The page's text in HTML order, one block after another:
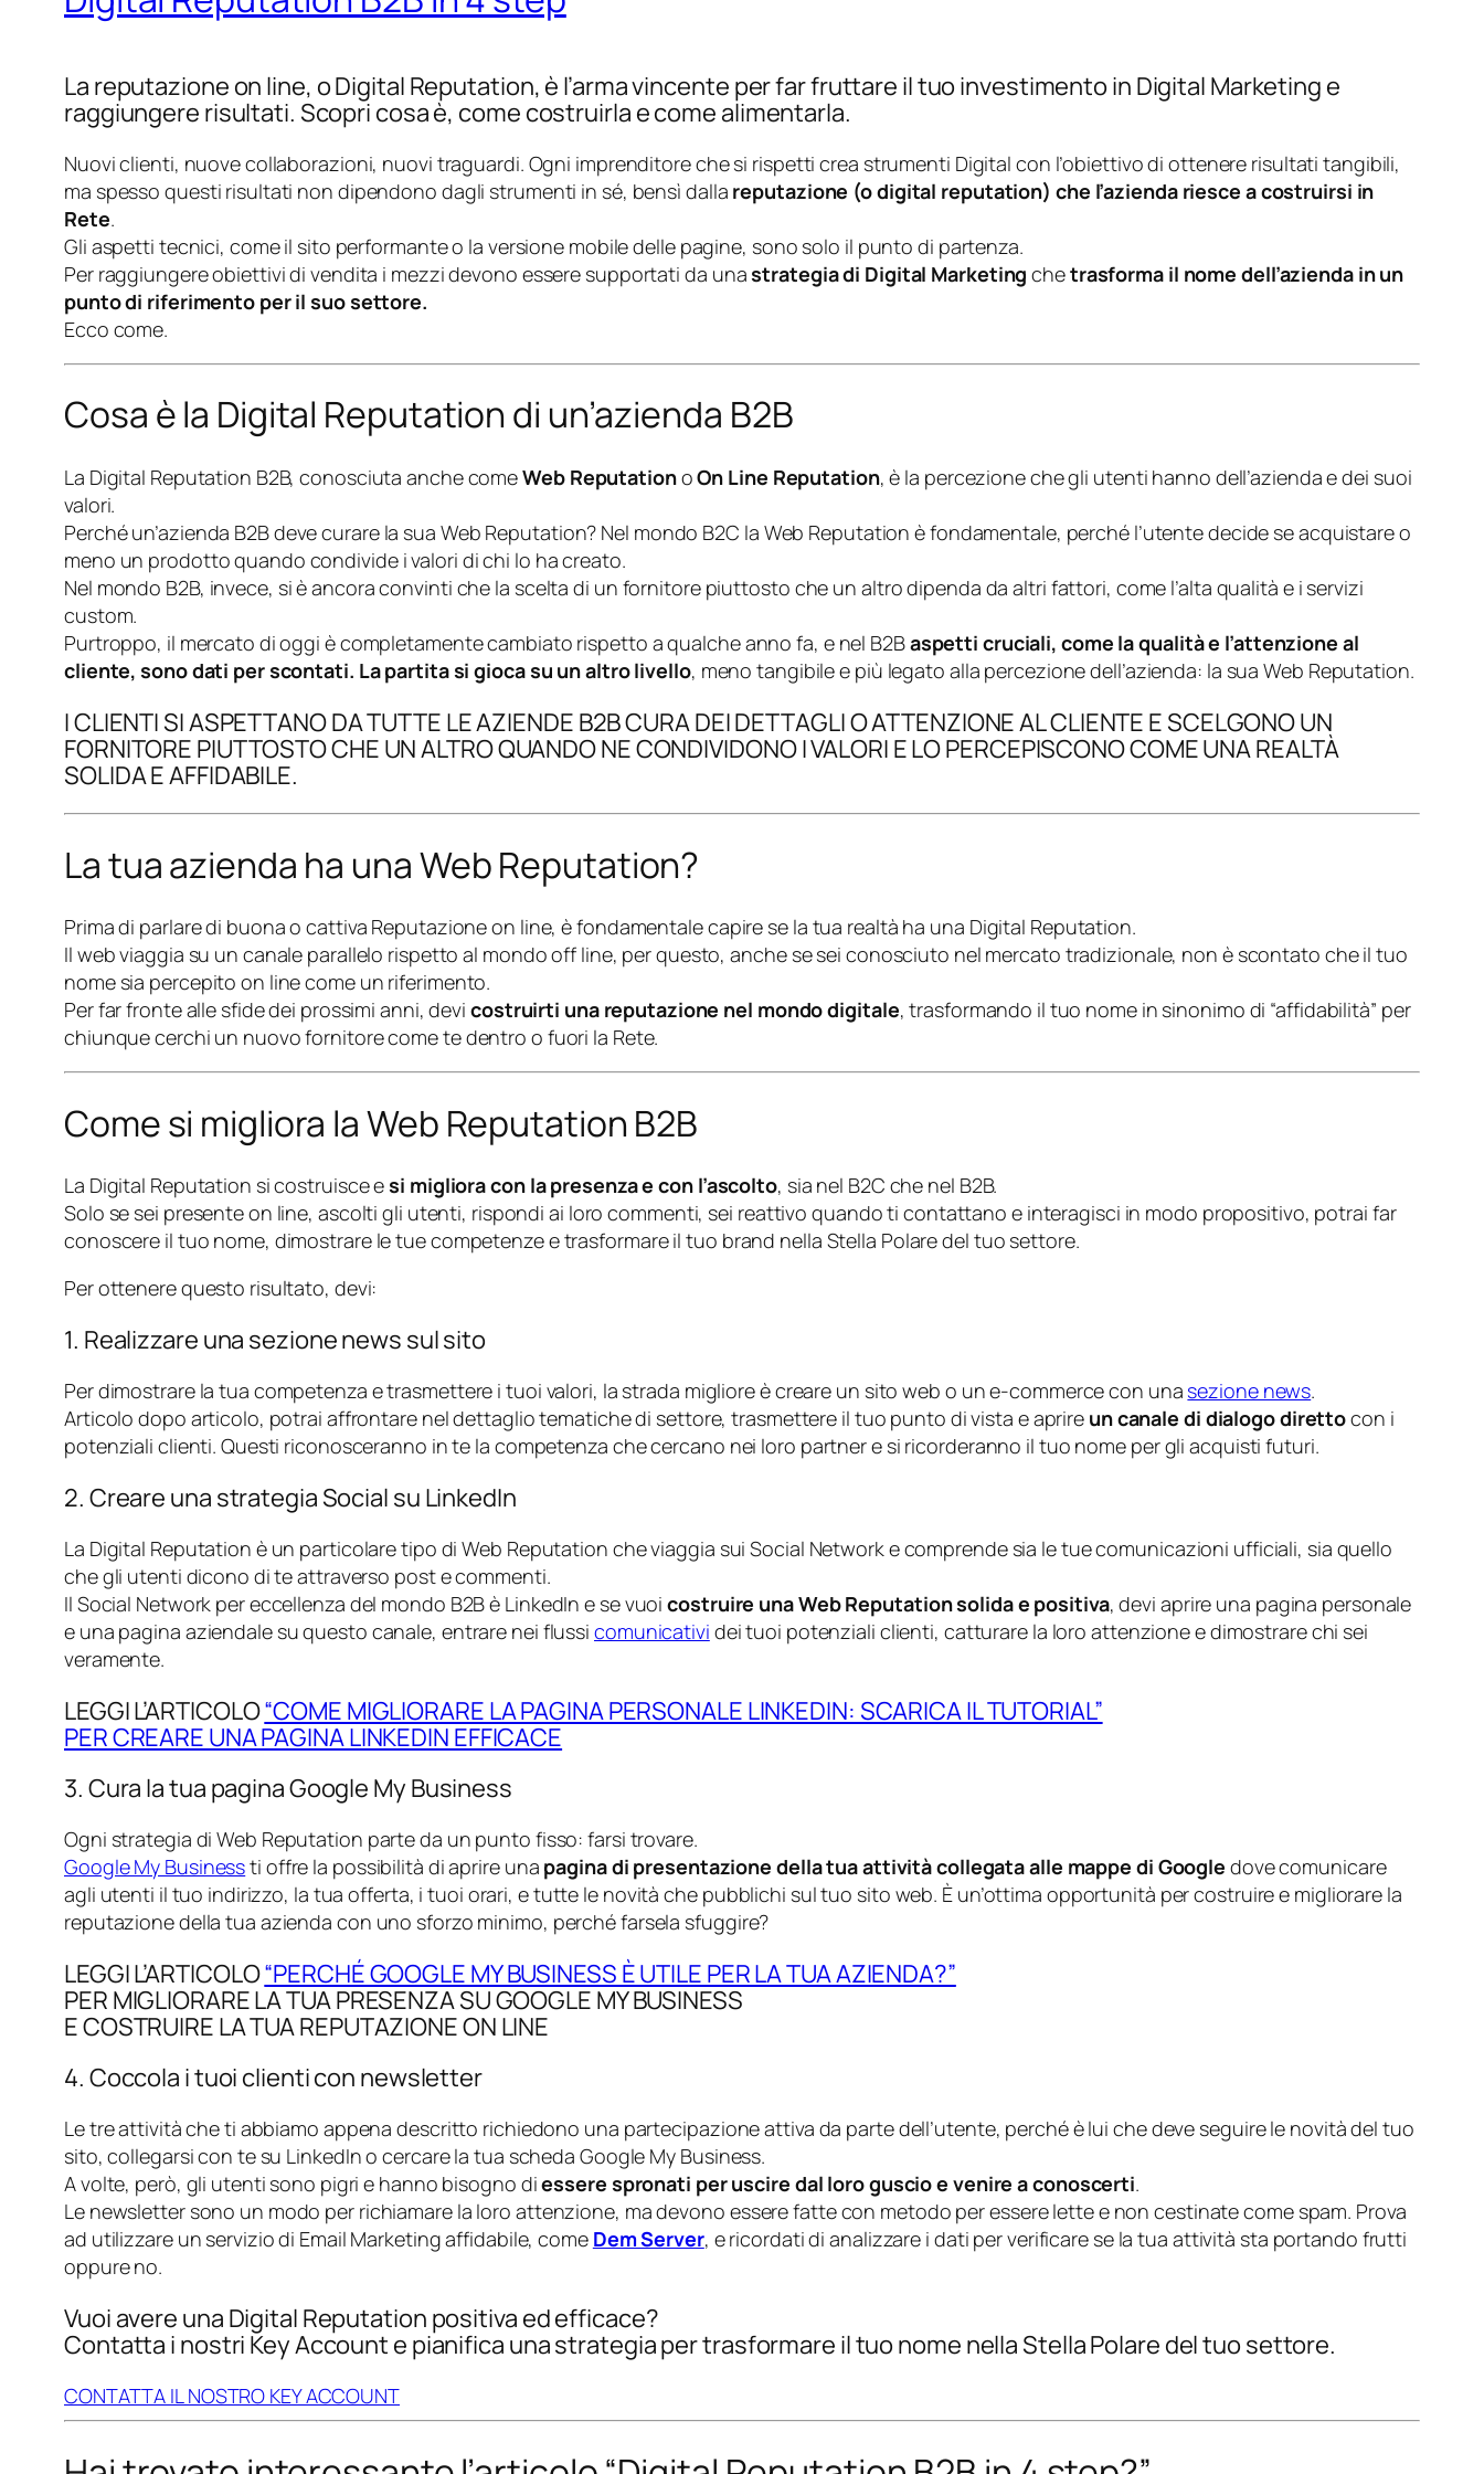
La reputazione on line, o Digital Reputation, è l’arma vincente per far fruttare il tuo investimento in Digital Marketing e
raggiungere risultati. Scopri cosa è, come costruirla e come alimentarla.
Nuovi clienti, nuove collaborazioni, nuovi traguardi. Ogni imprenditore che si rispetti crea strumenti Digital con l’obiettivo di ottenere risultati tangibili,
ma spesso questi risultati non dipendono dagli strumenti in sé, bensì dalla reputazione (o digital reputation) che l’azienda riesce a costruirsi in
Rete.
Gli aspetti tecnici, come il sito performante o la versione mobile delle pagine, sono solo il punto di partenza.
Per raggiungere obiettivi di vendita i mezzi devono essere supportati da unastrategia di Digital Marketing chetrasforma il nome dell’azienda in un
punto di riferimento per il suo settore.
Ecco come.
Cosa è la Digital Reputation di un’azienda B2B
La Digital Reputation B2B, conosciuta anche comeWeb ReputationoOn Line Reputation, è la percezione che gli utenti hanno dell’azienda e dei suoi
valori.
Perché un’azienda B2B deve curare la sua Web Reputation? Nel mondo B2C la Web Reputation è fondamentale, perché l’utente decide se acquistare o
meno un prodotto quando condivide i valori di chi lo ha creato.
Nel mondo B2B, invece, si è ancora convinti che la scelta di un fornitore piuttosto che un altro dipenda da altri fattori, come l’alta qualità e i servizi
custom.
Purtroppo, il mercato di oggi è completamente cambiato rispetto a qualche anno fa, e nel B2Baspetti cruciali, come la qualità e l’attenzione al
cliente, sono dati per scontati. La partita si gioca su un altro livello, meno tangibile e più legato alla percezione dell’azienda: la sua Web Reputation.
I CLIENTI SI ASPETTANO DA TUTTE LE AZIENDE B2B CURA DEI DETTAGLI O ATTENZIONE AL CLIENTE E SCELGONO UN
FORNITORE PIUTTOSTO CHE UN ALTRO QUANDO NE CONDIVIDONO I VALORI E LO PERCEPISCONO COME UNA REALTÀ
SOLIDA E AFFIDABILE.
La tua azienda ha una Web Reputation?
Prima di parlare di buona o cattiva Reputazione on line, è fondamentale capire se la tua realtà ha una Digital Reputation.
Il web viaggia su un canale parallelo rispetto al mondo off line, per questo, anche se sei conosciuto nel mercato tradizionale, non è scontato che il tuo
nome sia percepito on line come un riferimento.
Per far fronte alle sfide dei prossimi anni, devi costruirti una reputazione nel mondo digitale, trasformando il tuo nome in sinonimo di “affidabilità” per
chiunque cerchi un nuovo fornitore come te dentro o fuori la Rete.
Come si migliora la Web Reputation B2B
La Digital Reputation si costruisce esi migliora con la presenza e con l’ascolto, sia nel B2C che nel B2B.
Solo se sei presente on line, ascolti gli utenti, rispondi ai loro commenti, sei reattivo quando ti contattano e interagisci in modo propositivo, potrai far
conoscere il tuo nome, dimostrare le tue competenze e trasformare il tuo brand nella Stella Polare del tuo settore.
Per ottenere questo risultato, devi:
1. Realizzare una sezione news sul sito
Per dimostrare la tua competenza e trasmettere i tuoi valori, la strada migliore è creare un sito web o un e-commerce con una sezione news.
Articolo dopo articolo, potrai affrontare nel dettaglio tematiche di settore, trasmettere il tuo punto di vista e aprire un canale di dialogo direttocon i
potenziali clienti. Questi riconosceranno in te la competenza che cercano nei loro partner e si ricorderanno il tuo nome per gli acquisti futuri.
2. Creare una strategia Social su LinkedIn
La Digital Reputation è un particolare tipo di Web Reputation che viaggia sui Social Network e comprende sia le tue comunicazioni ufficiali, sia quello
che gli utenti dicono di te attraverso post e commenti.
Il Social Network per eccellenza del mondo B2B è LinkedIn e se vuoicostruire una Web Reputation solida e positiva, devi aprire una pagina personale
e una pagina aziendale su questo canale, entrare nei flussi comunicativi dei tuoi potenziali clienti, catturare la loro attenzione e dimostrare chi sei
veramente.
LEGGI L’ARTICOLO“COME MIGLIORARE LA PAGINA PERSONALE LINKEDIN: SCARICA IL TUTORIAL”
PER CREARE UNA PAGINA LINKEDIN EFFICACE
3. Cura la tua pagina Google My Business
Ogni strategia di Web Reputation parte da un punto fisso: farsi trovare.
Google My Businessti offre la possibilità di aprire una pagina di presentazione della tua attività collegata alle mappe di Google dove comunicare
agli utenti il tuo indirizzo, la tua offerta, i tuoi orari, e tutte le novità che pubblichi sul tuo sito web. È un’ottima opportunità per costruire e migliorare la
reputazione della tua azienda con uno sforzo minimo, perché farsela sfuggire?
LEGGI L’ARTICOLO“PERCHÉ GOOGLE MY BUSINESS È UTILE PER LA TUA AZIENDA?”
PER MIGLIORARE LA TUA PRESENZA SU GOOGLE MY BUSINESS
E COSTRUIRE LA TUA REPUTAZIONE ON LINE
4. Coccola i tuoi clienti con newsletter
Le tre attività che ti abbiamo appena descritto richiedono una partecipazione attiva da parte dell’utente, perché è lui che deve seguire le novità del tuo
sito, collegarsi con te su LinkedIn o cercare la tua scheda Google My Business.
A volte, però, gli utenti sono pigri e hanno bisogno diessere spronati per uscire dal loro guscio e venire a conoscerti.
Le newsletter sono un modo per richiamare la loro attenzione, ma devono essere fatte con metodo per essere lette e non cestinate come spam. Prova
ad utilizzare un servizio di Email Marketing affidabile, come Dem Server, e ricordati di analizzare i dati per verificare se la tua attività sta portando frutti
oppure no.
Vuoi avere una Digital Reputation positiva ed efficace?
Contatta i nostri Key Account e pianifica una strategia per trasformare il tuo nome nella Stella Polare del tuo settore.
CONTATTA IL NOSTRO KEY ACCOUNT